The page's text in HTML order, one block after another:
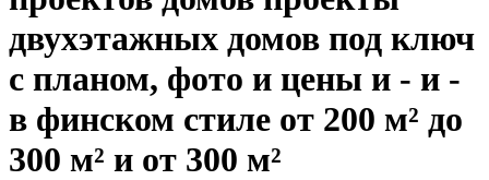
двухэтажных домов под ключ
с планом, фото и цены и - и -
в финском стиле от 200 м² до
300 м² и от 300 м²